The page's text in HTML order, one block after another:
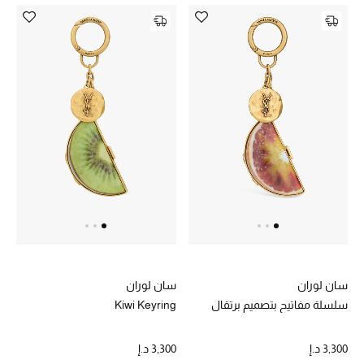
الديكورات والإكسسوارات
أجهزة المطبخ والمنزل
الشموع والعطور المنزلية
مستلزمات المنزل
سان لوران
سلسلة مفاتيح بتصميم برتقال
3,300 د.إ
سان لوران
Kiwi Keyring
3,300 د.إ